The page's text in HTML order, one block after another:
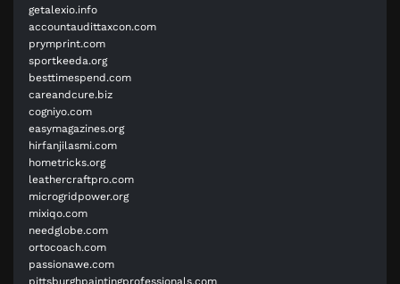
getalexio.info
accountaudittaxcon.com
prymprint.com
sportkeeda.org
besttimespend.com
careandcure.biz
cogniyo.com
easymagazines.org
hirfanjilasmi.com
hometricks.org
leathercraftpro.com
microgridpower.org
mixiqo.com
needglobe.com
ortocoach.com
passionawe.com
pittsburghpaintingprofessionals.com